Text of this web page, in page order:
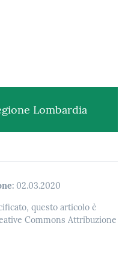
Lombardia
02.03.2020
questo articolo è
Commons Attribuzione